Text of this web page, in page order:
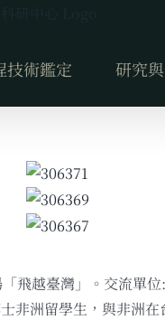
技術鑑定 研究
飛越臺灣」。交流單
洲留學生，與非洲在